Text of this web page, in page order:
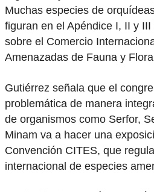
Muchas especies de
figuran en el Apéndice I, II y
sobre el Comercio
Amenazadas de Fauna y
Gutiérrez señala que el
problemática de manera
de organismos como Serfor,
Minam va a hacer una
Convención CITES, que
internacional de especies